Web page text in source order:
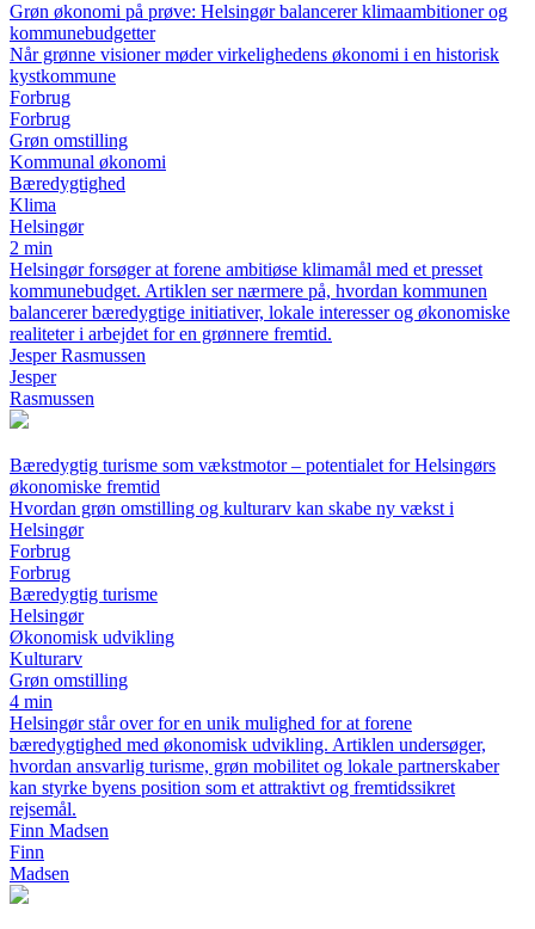
Grøn økonomi på prøve: Helsingør balancerer klimaambitioner og
kommunebudgetter
Når grønne visioner møder virkelighedens økonomi i en historisk
kystkommune
Forbrug
Forbrug
Grøn omstilling
Kommunal økonomi
Bæredygtighed
Klima
Helsingør
2 min
Helsingør forsøger at forene ambitiøse klimamål med et presset
kommunebudget. Artiklen ser nærmere på, hvordan kommunen
balancerer bæredygtige initiativer, lokale interesser og økonomiske
realiteter i arbejdet for en grønnere fremtid.
Jesper Rasmussen
Jesper
Rasmussen
Bæredygtig turisme som vækstmotor – potentialet for Helsingørs
økonomiske fremtid
Hvordan grøn omstilling og kulturarv kan skabe ny vækst i
Helsingør
Forbrug
Forbrug
Bæredygtig turisme
Helsingør
Økonomisk udvikling
Kulturarv
Grøn omstilling
4 min
Helsingør står over for en unik mulighed for at forene
bæredygtighed med økonomisk udvikling. Artiklen undersøger,
hvordan ansvarlig turisme, grøn mobilitet og lokale partnerskaber
kan styrke byens position som et attraktivt og fremtidssikret
rejsemål.
Finn Madsen
Finn
Madsen